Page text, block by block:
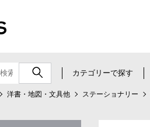
カテゴリーで探す
洋書・地図・文具他 ステーショナリー